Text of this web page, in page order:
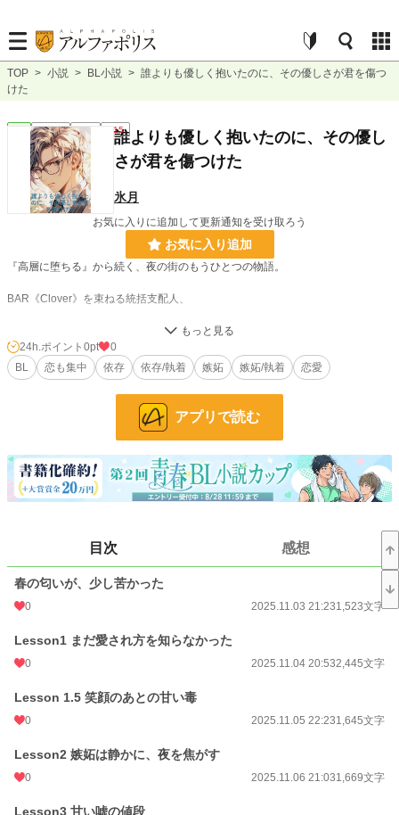
TOP > 小説 > BL小説 > 誰よりも優しく抱いたのに、その優しさが君を傷つ
けた
連載中 長編 R15
誰よりも優しく抱いたのに、その優し
さが君を傷つけた
氷月
お気に入りに追加して更新通知を受け取ろう
お気に入り追加
『高層に堕ちる』から続く、夜の街のもうひとつの物語。
BAR《Clover》を束ねる統括支配人、
夜の街では誰よりも冷静で、誰よりも優しい男。
だがその優しさが、一人の人間を狂わせてしまった。
完璧な笑顔の裏に、誰にも触れさせない傷を隠していた。
恋なんて弱さ。
そう思い込んで、誰より強く生きてきた。
けど、
優しさは、武器にも傷にもなる。
手に入れたい。けど、守りたい。
嫉妬、依存、裏切り、赦し。
その狭間で揺れるホストたちの恋と矛盾の物語。
BL 31,418 位 / 31,418 件
24h.ポイント 0pt
0
BL
恋も集中 依存 依存/執着 嫉妬 嫉妬/執着 恋愛
アプリで読む
目次 感想
春の匂いが、少し苦かった
0 2025.11.03 21:231,523文字
Lesson1 まだ愛され方を知らなかった
0 2025.11.04 20:532,445文字
Lesson 1.5 笑顔のあとの甘い毒
0 2025.11.05 22:231,645文字
Lesson2 嫉妬は静かに、夜を焦がす
0 2025.11.06 21:031,669文字
Lesson3 甘い嘘の値段